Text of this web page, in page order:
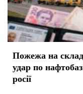
Пожежа на
удар по
росії